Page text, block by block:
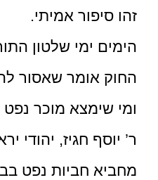
זהו סיפור אמיתי.
הימים ימי שלטון
החוק אומר שאסור
ומי שימצא מוכר נפט
ר’ יוסף חגיז, יהודי
מחביא חביות נפט